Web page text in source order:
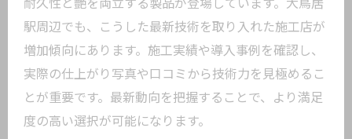
の工夫
耐久性と艶を両立する製品が登場しています。大鳥居
駅周辺でも、こうした最新技術を取り入れた施工店が
増加傾向にあります。施工実績や導入事例を確認し、
実際の仕上がり写真や口コミから技術力を見極めるこ
とが重要です。最新動向を把握することで、より満足
度の高い選択が可能になります。